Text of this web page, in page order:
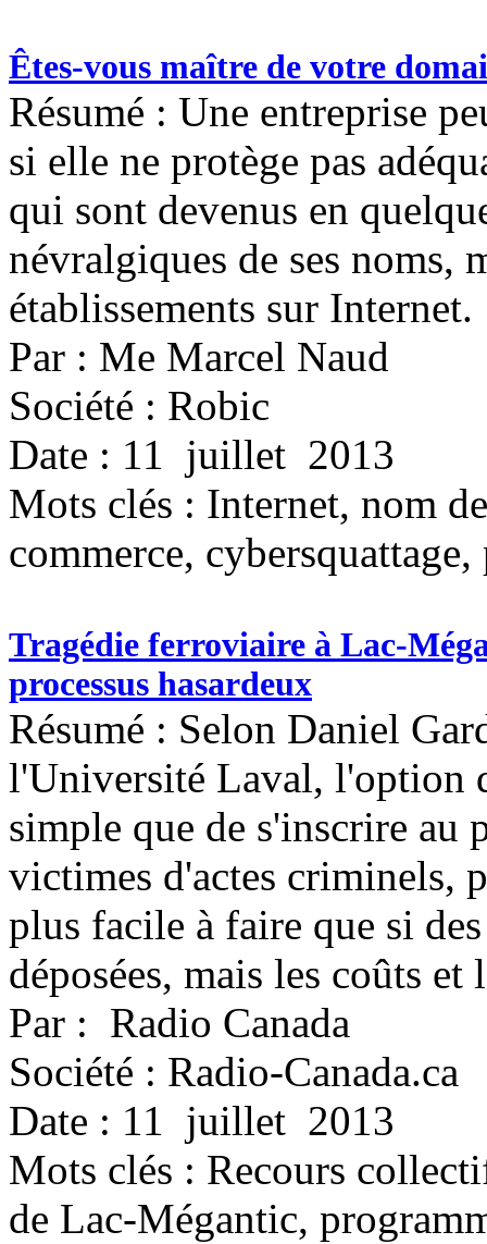
Êtes-vous maître de votre
Résumé : Une entreprise
si elle ne protège pas
qui sont devenus en
névralgiques de ses noms,
établissements sur Internet.
Par : Me Marcel Naud
Société : Robic
Date : 11 juillet 2013
Mots clés : Internet, nom
commerce,
Tragédie ferroviaire à Lac-
processus hasardeux
Résumé : Selon Daniel
l'Université Laval, l'option
simple que de s'inscrire au
victimes d'actes criminels,
plus facile à faire que si
déposées, mais les coûts
Par : Radio Canada
Société : Radio-Canada.ca
Date : 11 juillet 2013
Mots clés : Recours
de Lac-Mégantic,